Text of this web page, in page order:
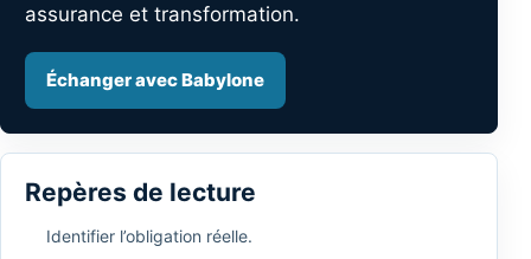
assurance et transformation.
Échanger avec Babylone
Repères de lecture
Identifier l’obligation réelle.